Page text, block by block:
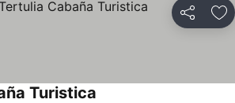
Partager
Turistica